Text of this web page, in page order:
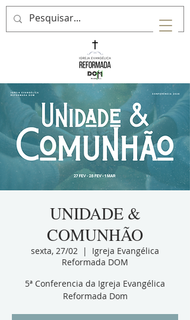
UNIDADE &
COMUNHÃO
sexta, 27/02
  |
Igreja Evangélica
Reformada DOM
5ª Conferencia da Igreja Evangélica
Reformada Dom